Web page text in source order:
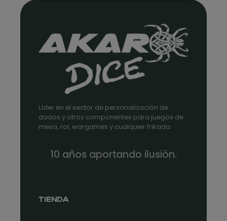
Líder en el sector de personalización de
dados y otros componentes para juegos de
mesa, rol, wargames y cualquier frikada.
10 años aportando ilusión.
TIENDA